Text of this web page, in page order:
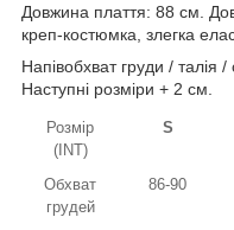
Довжина плаття: 88 см.
креп-костюмка, злегка
Напівобхват груди / талія
Наступні розміри + 2 см.
Розмір
(INT)
S
Обхват
грудей
86-90